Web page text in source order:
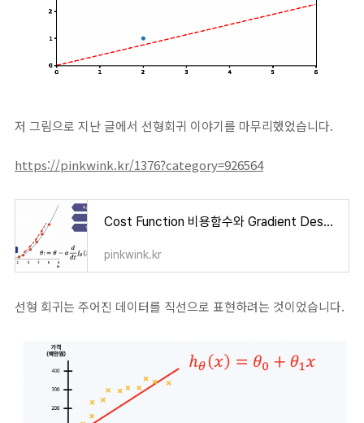
저 그림으로 지난 글에서 선형회귀 이야기를 마무리했었습니다.
https://pinkwink.kr/1376?category=926564
Cost Function 비용함수와 Gradient Descent 경사하강법의 이해 (feat. tensorflow GradientTape)
pinkwink.kr
선형 회귀는 주어진 데이터를 직선으로 표현하려는 것이었습니다.